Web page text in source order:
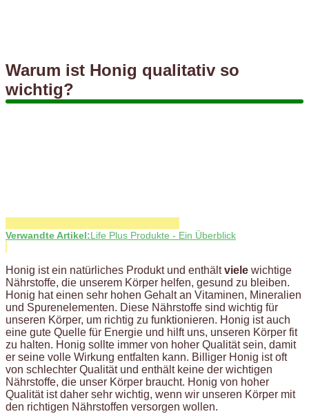
Warum ist Honig qualitativ so
wichtig?
Verwandte Artikel:Life Plus Produkte - Ein Überblick
Honig ist ein natürliches Produkt und enthältviele wichtige
Nährstoffe, die unserem Körper helfen, gesund zu bleiben.
Honig hat einen sehr hohen Gehalt an Vitaminen, Mineralien
und Spurenelementen. Diese Nährstoffe sind wichtig für
unseren Körper, um richtig zu funktionieren. Honig ist auch
eine gute Quelle für Energie und hilft uns, unseren Körper fit
zu halten. Honig sollte immer von hoher Qualität sein, damit
er seine volle Wirkung entfalten kann. Billiger Honig ist oft
von schlechter Qualität und enthält keine der wichtigen
Nährstoffe, die unser Körper braucht. Honig von hoher
Qualität ist daher sehr wichtig, wenn wir unseren Körper mit
den richtigen Nährstoffen versorgen wollen.